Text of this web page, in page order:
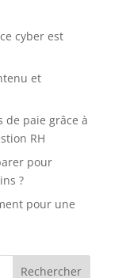
cyber est
et
de paie grâce à
RH
pour
?
pour une